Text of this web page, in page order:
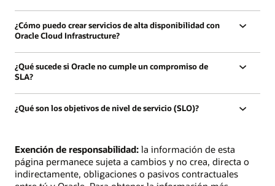
¿Cómo puedo crear servicios de alta disponibilidad con
Oracle Cloud Infrastructure?
¿Qué sucede si Oracle no cumple un compromiso de
SLA?
¿Qué son los objetivos de nivel de servicio (SLO)?
Exención de responsabilidad: la información de esta
página permanece sujeta a cambios y no crea, directa o
indirectamente, obligaciones o pasivos contractuales